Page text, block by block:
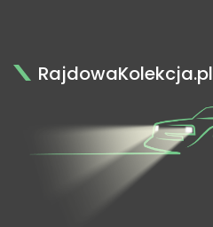
RajdowaKolekcja.pl